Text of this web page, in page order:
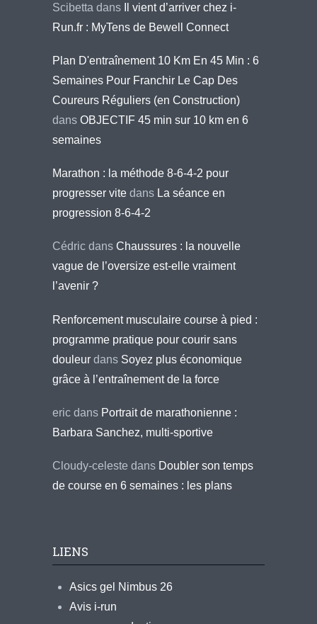
Scibetta dans
Il vient d’arriver chez i-
Run.fr : MyTens de Bewell Connect
Plan D'entraînement 10 Km En 45 Min : 6
Semaines Pour Franchir Le Cap Des
Coureurs Réguliers (en Construction)
dans OBJECTIF 45 min sur 10 km en 6
semaines
Marathon : la méthode 8-6-4-2 pour
progresser vite dans La séance en
progression 8-6-4-2
Cédric dans Chaussures : la nouvelle
vague de l’oversize est-elle vraiment
l’avenir ?
Renforcement musculaire course à pied :
programme pratique pour courir sans
douleur dans Soyez plus économique
grâce à l’entraînement de la force
eric dans Portrait de marathonienne :
Barbara Sanchez, multi-sportive
Cloudy-celeste dans Doubler son temps
de course en 6 semaines : les plans
LIENS
Asics gel Nimbus 26
Avis i-run